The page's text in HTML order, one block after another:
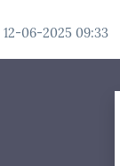
12-06-2025 09:33